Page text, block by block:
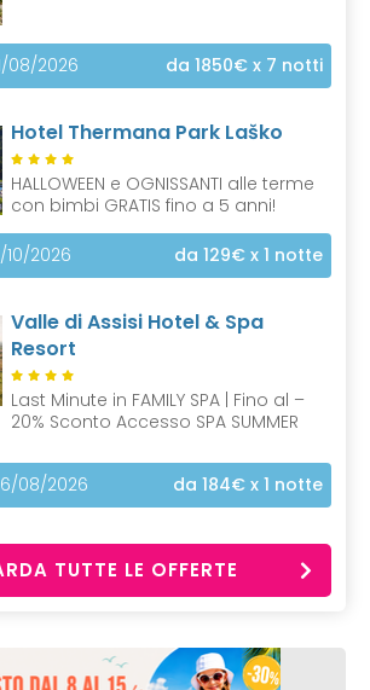
08/2026 da 1850€ x 7 notti
Hotel Thermana Park Laško
HALLOWEEN e OGNISSANTI alle terme
con bimbi GRATIS fino a 5 anni!
10/2026 da 129€ x 1 notte
Valle di Assisi Hotel & Spa
Resort
Last Minute in FAMILY SPA | Fino al –
20% Sconto Accesso SPA SUMMER
08/2026
da 184€ x 1 notte
TUTTE LE OFFERTE